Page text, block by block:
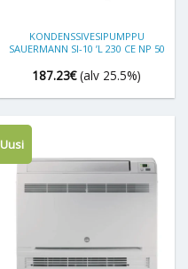
KONDENSSIVESIPUMPPU
SAUERMANN SI-10 ’L 230 CE NP 50
187.23€ (alv 25.5%)
Uusi